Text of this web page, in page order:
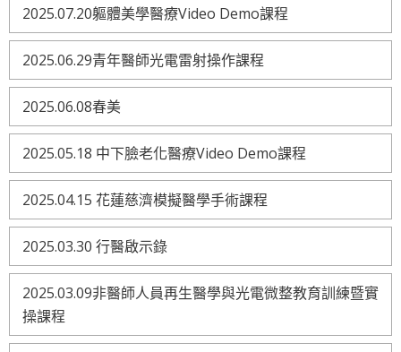
2025.07.20軀體美學醫療Video Demo課程
2025.06.29青年醫師光電雷射操作課程
2025.06.08春美
2025.05.18 中下臉老化醫療Video Demo課程
2025.04.15 花蓮慈濟模擬醫學手術課程
2025.03.30 行醫啟示錄
2025.03.09非醫師人員再生醫學與光電微整教育訓練暨實
操課程